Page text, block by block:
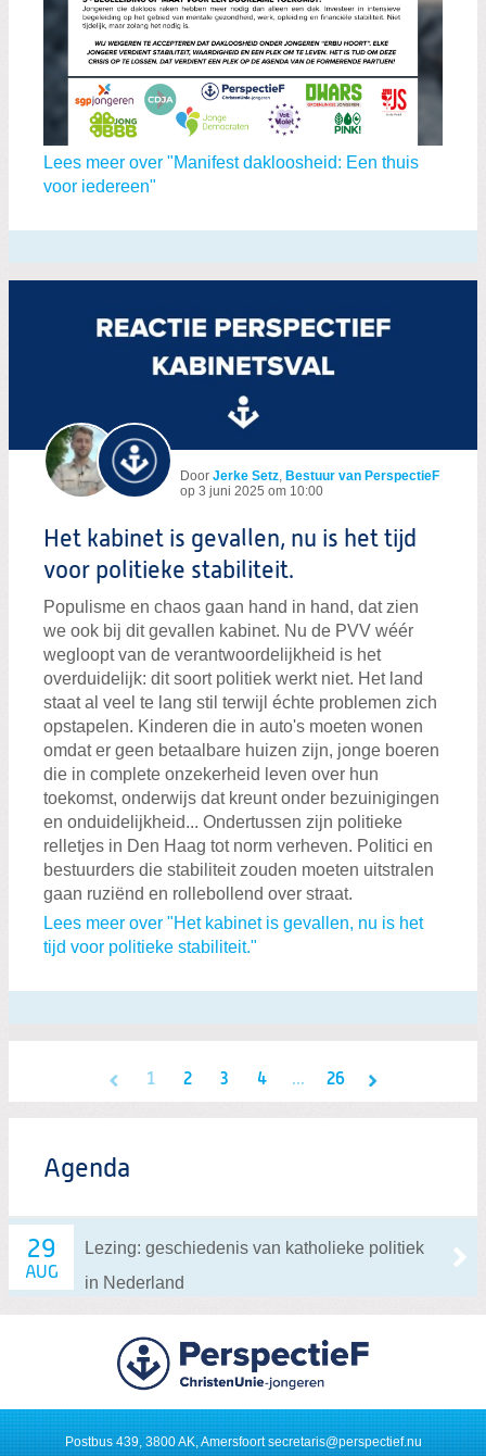
Lees meer over "Manifest dakloosheid: Een thuis
voor iedereen"
Door Jerke Setz, Bestuur van PerspectieF
op 3 juni 2025 om 10:00
Het kabinet is gevallen, nu is het tijd
voor politieke stabiliteit.
Populisme en chaos gaan hand in hand, dat zien
we ook bij dit gevallen kabinet. Nu de PVV wéér
wegloopt van de verantwoordelijkheid is het
overduidelijk: dit soort politiek werkt niet. Het land
staat al veel te lang stil terwijl échte problemen zich
opstapelen. Kinderen die in auto's moeten wonen
omdat er geen betaalbare huizen zijn, jonge boeren
die in complete onzekerheid leven over hun
toekomst, onderwijs dat kreunt onder bezuinigingen
en onduidelijkheid... Ondertussen zijn politieke
relletjes in Den Haag tot norm verheven. Politici en
bestuurders die stabiliteit zouden moeten uitstralen
gaan ruziënd en rollebollend over straat.
Lees meer over "Het kabinet is gevallen, nu is het
tijd voor politieke stabiliteit."
1 2 3 4 ... 26
Agenda
29
AUG
Lezing: geschiedenis van katholieke politiek
in Nederland
Postbus 439, 3800 AK, Amersfoortsecretaris@perspectief.nu